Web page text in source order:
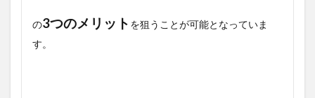
の3つのメリット を狙うことが可能となっていま
す。